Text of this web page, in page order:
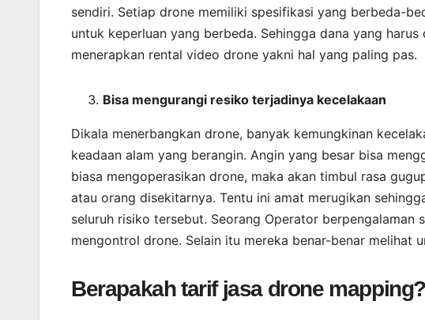
sendiri. Setiap drone memiliki spesifikasi yang berbeda-
untuk keperluan yang berbeda. Sehingga dana yang
menerapkan rental video drone yakni hal yang paling pas.
Bisa mengurangi resiko terjadinya kecelakaan
Dikala menerbangkan drone, banyak kemungkinan
keadaan alam yang berangin. Angin yang besar bisa
biasa mengoperasikan drone, maka akan timbul rasa
atau orang disekitarnya. Tentu ini amat merugikan
seluruh risiko tersebut. Seorang Operator
mengontrol drone. Selain itu mereka benar-benar melihat
Berapakah tarif jasa drone mapping?